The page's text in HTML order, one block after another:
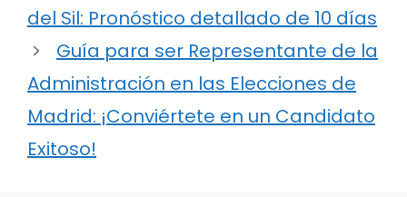
del Sil: Pronóstico detallado de 10 días
Guía para ser Representante de la
Administración en las Elecciones de
Madrid: ¡Conviértete en un Candidato
Exitoso!